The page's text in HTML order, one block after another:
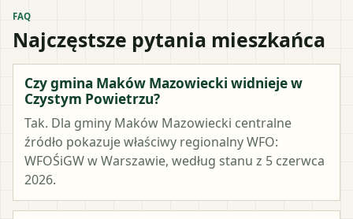
FAQ
Najczęstsze pytania mieszkańca
Czy gmina Maków Mazowiecki widnieje w
Czystym Powietrzu?
Tak. Dla gminy Maków Mazowiecki centralne
źródło pokazuje właściwy regionalny WFO:
WFOŚiGW w Warszawie, według stanu z 5 czerwca
2026.